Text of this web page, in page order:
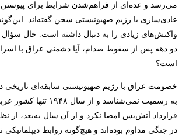
می‌رسد و عده‌ای از فراهم‌شدن شرایط برای پیوستن
عادی‌سازی با رژیم صهیونیستی سخن گفته‌اند.
واکنش‌های زیادی را به دنبال داشته‌ است. حال سؤال
دو دهه پس از سقوط صدام، آیا دشمنی عراق با
است؟
خصومت عراق با رژیم صهیونیستی سابقه‌ای تاریخی
به رسمیت نمی‌شناسد و از
قرارداد آتش‌بس امضا نکرد و از آن سال به‌بعد، از
در جنگی مداوم بوده‌اند و هیچ‌گونه روابط دیپلماتیکی